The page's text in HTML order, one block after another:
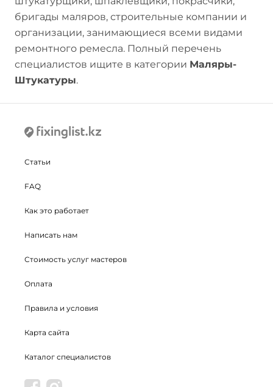
бригады маляров, строительные компании и
организации, занимающиеся всеми видами
ремонтного ремесла. Полный перечень
специалистов ищите в категории Маляры-
Штукатуры.
Статьи
FAQ
Как это работает
Написать нам
Стоимость услуг мастеров
Оплата
Правила и условия
Карта сайта
Каталог специалистов